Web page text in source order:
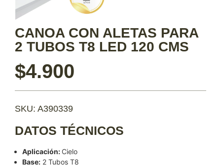
CANOA CON ALETAS PARA
2 TUBOS T8 LED 120 CMS
$4.900
SKU: A390339
DATOS TÉCNICOS
Aplicación: Cielo
Base: 2 Tubos T8